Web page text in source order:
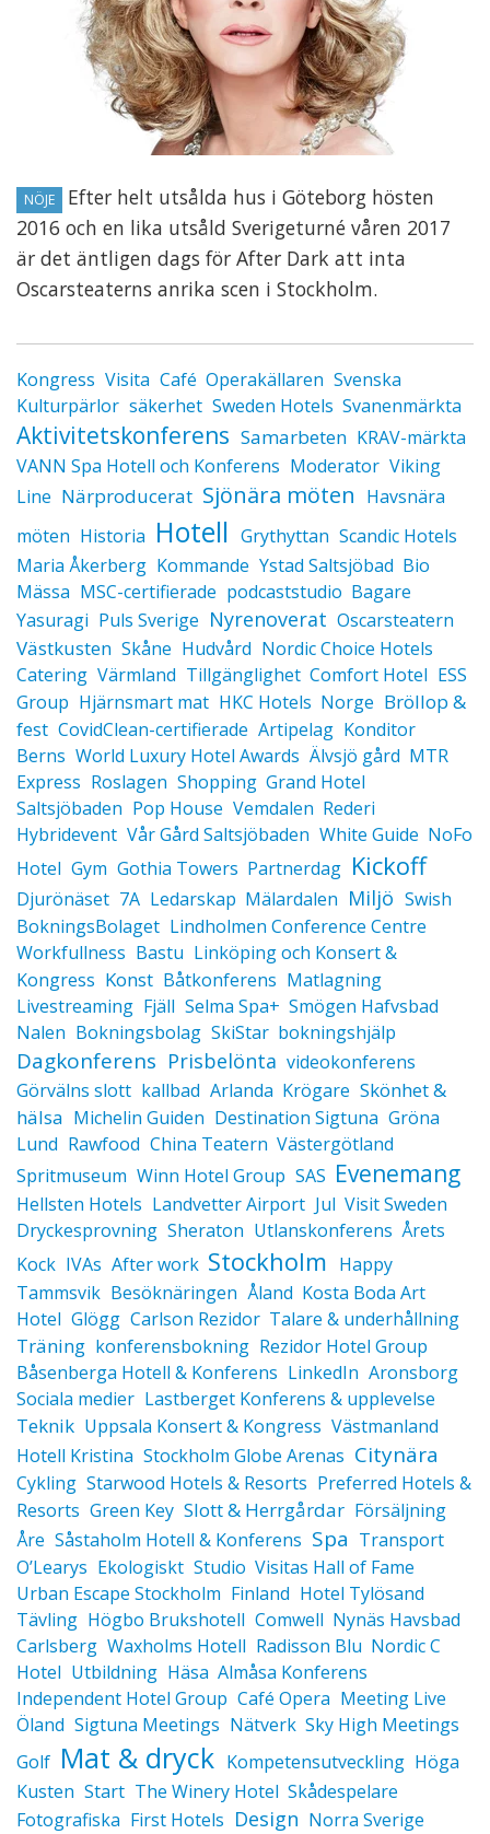
NÖJE
Efter helt utsålda hus i Göteborg hösten
2016 och en lika utsåld Sverigeturné våren 2017
är det äntligen dags för After Dark att inta
Oscarsteaterns anrika scen i Stockholm.
Kongress Visita Café Operakällaren Svenska
Kulturpärlor säkerhet Sweden Hotels Svanenmärkta
Aktivitetskonferens Samarbeten KRAV-märkta
VANN Spa Hotell och Konferens Moderator Viking
Line Närproducerat Sjönära möten Havsnära
möten Historia Hotell Grythyttan Scandic Hotels
Maria Åkerberg Kommande Ystad Saltsjöbad Bio
Mässa MSC-certifierade podcaststudio Bagare
Yasuragi Puls Sverige Nyrenoverat Oscarsteatern
Västkusten Skåne Hudvård Nordic Choice Hotels
Catering Värmland Tillgänglighet Comfort Hotel ESS
Group Hjärnsmart mat HKC Hotels Norge Bröllop &
fest CovidClean-certifierade Artipelag Konditor
Berns World Luxury Hotel Awards Älvsjö gård MTR
Express Roslagen Shopping Grand Hotel
Saltsjöbaden Pop House Vemdalen Rederi
Hybridevent Vår Gård Saltsjöbaden White Guide NoFo
Hotel Gym Gothia Towers Partnerdag Kickoff
Djurönäset 7A Ledarskap Mälardalen Miljö Swish
BokningsBolaget Lindholmen Conference Centre
Workfullness Bastu Linköping och Konsert &
Kongress Konst Båtkonferens Matlagning
Livestreaming Fjäll Selma Spa+ Smögen Hafvsbad
Nalen Bokningsbolag SkiStar bokningshjälp
Dagkonferens Prisbelönta videokonferens
Görvälns slott kallbad Arlanda Krögare Skönhet &
hälsa Michelin Guiden Destination Sigtuna Gröna
Lund Rawfood China Teatern Västergötland
Spritmuseum Winn Hotel Group SAS Evenemang
Hellsten Hotels Landvetter Airport Jul Visit Sweden
Dryckesprovning Sheraton Utlanskonferens Årets
Kock IVAs After work Stockholm Happy
Tammsvik Besöknäringen Åland Kosta Boda Art
Hotel Glögg Carlson Rezidor Talare & underhållning
Träning konferensbokning Rezidor Hotel Group
Båsenberga Hotell & Konferens LinkedIn Aronsborg
Sociala medier Lastberget Konferens & upplevelse
Teknik Uppsala Konsert & Kongress Västmanland
Hotell Kristina Stockholm Globe Arenas Citynära
Cykling Starwood Hotels & Resorts Preferred Hotels &
Resorts Green Key Slott & Herrgårdar Försäljning
Åre Såstaholm Hotell & Konferens Spa Transport
O’Learys Ekologiskt Studio Visitas Hall of Fame
Urban Escape Stockholm Finland Hotel Tylösand
Tävling Högbo Brukshotell Comwell Nynäs Havsbad
Carlsberg Waxholms Hotell Radisson Blu Nordic C
Hotel Utbildning Häsa Almåsa Konferens
Independent Hotel Group Café Opera Meeting Live
Öland Sigtuna Meetings Nätverk Sky High Meetings
Golf Mat & dryck Kompetensutveckling Höga
Kusten Start The Winery Hotel Skådespelare
Fotografiska First Hotels Design Norra Sverige